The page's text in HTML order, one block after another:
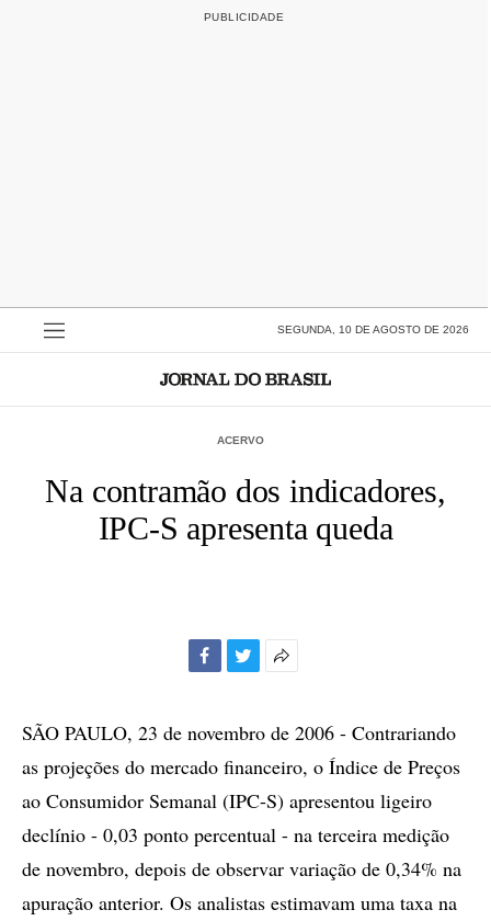
SEGUNDA, 10 DE AGOSTO DE 2026
ACERVO
Na contramão dos indicadores,
IPC-S apresenta queda
compartilhamento
SÃO PAULO, 23 de novembro de 2006 - Contrariando
as projeções do mercado financeiro, o Índice de Preços
ao Consumidor Semanal (IPC-S) apresentou ligeiro
declínio - 0,03 ponto percentual - na terceira medição
de novembro, depois de observar variação de 0,34% na
apuração anterior. Os analistas estimavam uma taxa na